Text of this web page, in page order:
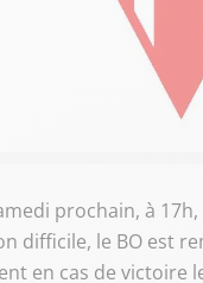
prochain, à
difficile, le BO est
en cas de victoire